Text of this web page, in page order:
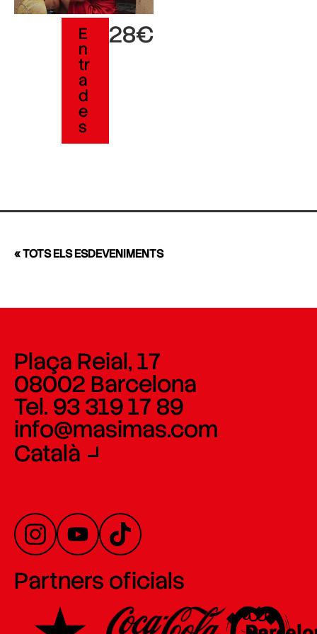
E
n
tr
a
d
e
s
28€
« TOTS ELS ESDEVENIMENTS
Plaça Reial, 17
08002 Barcelona
Tel. 93 319 17 89
info@masimas.com
Català
Partners oficials